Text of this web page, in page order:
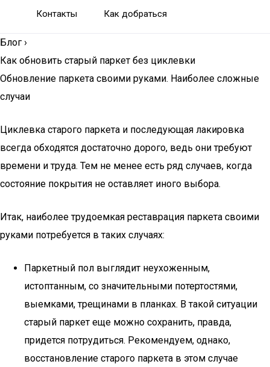
Контакты Как добраться
Блог ›
Как обновить старый паркет без циклевки
Обновление паркета своими руками. Наиболее сложные
случаи
Циклевка старого паркета и последующая лакировка
всегда обходятся достаточно дорого, ведь они требуют
времени и труда. Тем не менее есть ряд случаев, когда
состояние покрытия не оставляет иного выбора.
Итак, наиболее трудоемкая реставрация паркета своими
руками потребуется в таких случаях:
Паркетный пол выглядит неухоженным,
истоптанным, со значительными потертостями,
выемками, трещинами в планках. В такой ситуации
старый паркет еще можно сохранить, правда,
придется потрудиться. Рекомендуем, однако,
восстановление старого паркета в этом случае